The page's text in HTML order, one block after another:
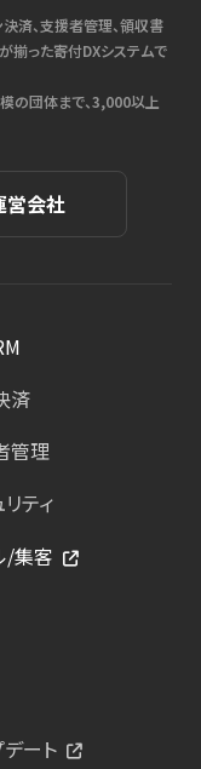
済、支援者管理、領収書
揃った寄付DXシステムで
の団体まで、3,000以上
営会社
済
管理
ティ
/集客
ート